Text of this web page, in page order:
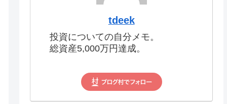
tdeek
投資についての自分メモ。
総資産5,000万円達成。